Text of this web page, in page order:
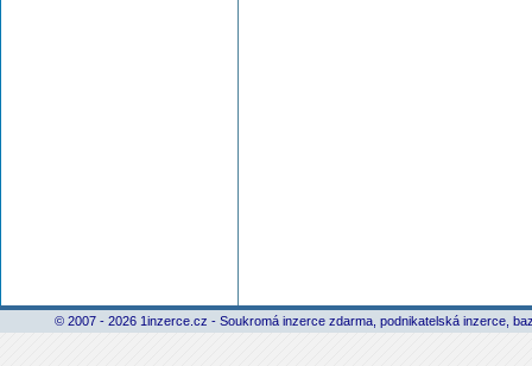
© 2007 - 2026 1inzerce.cz - Soukromá inzerce zdarma, podnikatelská inzerce,